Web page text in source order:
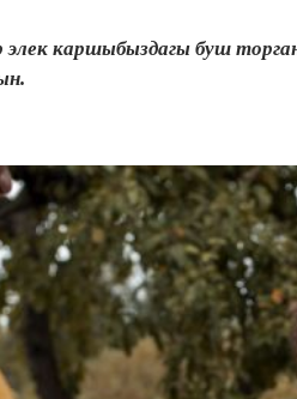
каршыбыздагы буш